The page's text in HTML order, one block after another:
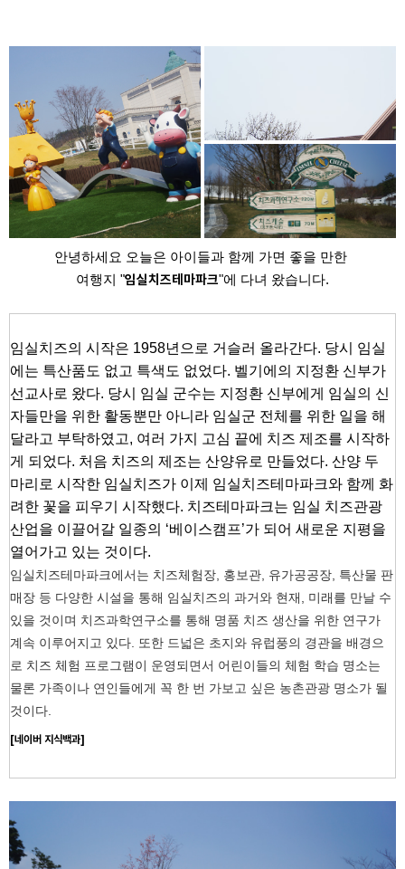
​안녕하세요 오늘은 아이들과 함께 가면 좋을 만한
여행지 "임실치즈테마파크"에 다녀 왔습니다.
임실치즈의 시작은 1958년으로 거슬러 올라간다. 당시 임실
에는 특산품도 없고 특색도 없었다. 벨기에의 지정환 신부가
선교사로 왔다. 당시 임실 군수는 지정환 신부에게 임실의 신
자들만을 위한 활동뿐만 아니라 임실군 전체를 위한 일을 해
달라고 부탁하였고, 여러 가지 고심 끝에 치즈 제조를 시작하
게 되었다. 처음 치즈의 제조는 산양유로 만들었다. 산양 두
마리로 시작한 임실치즈가 이제 임실치즈테마파크와 함께 화
려한 꽃을 피우기 시작했다. 치즈테마파크는 임실 치즈관광
산업을 이끌어갈 일종의 ‘베이스캠프’가 되어 새로운 지평을
열어가고 있는 것이다.
임실치즈테마파크에서는 치즈체험장, 홍보관, 유가공공장, 특산물 판
매장 등 다양한 시설을 통해 임실치즈의 과거와 현재, 미래를 만날 수
있을 것이며 치즈과학연구소를 통해 명품 치즈 생산을 위한 연구가
계속 이루어지고 있다. 또한 드넓은 초지와 유럽풍의 경관을 배경으
로 치즈 체험 프로그램이 운영되면서 어린이들의 체험 학습 명소는
물론 가족이나 연인들에게 꼭 한 번 가보고 싶은 농촌관광 명소가 될
것이다.
[네이버 지식백과]